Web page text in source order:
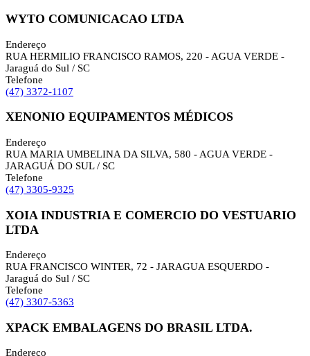
WYTO COMUNICACAO LTDA
Endereço
RUA HERMILIO FRANCISCO RAMOS, 220 - AGUA VERDE -
Jaraguá do Sul / SC
Telefone
(47) 3372-1107
XENONIO EQUIPAMENTOS MÉDICOS
Endereço
RUA MARIA UMBELINA DA SILVA, 580 - AGUA VERDE -
JARAGUÁ DO SUL / SC
Telefone
(47) 3305-9325
XOIA INDUSTRIA E COMERCIO DO VESTUARIO
LTDA
Endereço
RUA FRANCISCO WINTER, 72 - JARAGUA ESQUERDO -
Jaraguá do Sul / SC
Telefone
(47) 3307-5363
XPACK EMBALAGENS DO BRASIL LTDA.
Endereço